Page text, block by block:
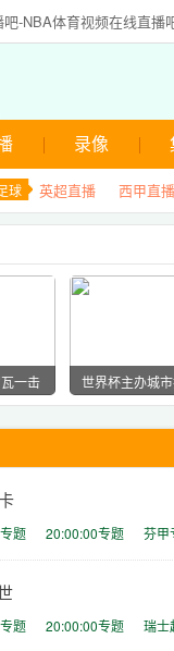
-NBA体育视频在线直播
录像
球 英超直播 西甲直播
一击
世界杯主办城
债：挣着 1
题 20:00:00专题 芬甲
题 20:00:00专题 瑞士